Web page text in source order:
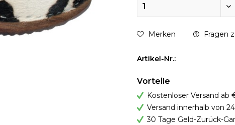
Merken Fragen
Artikel-Nr.:
Vorteile
Kostenloser Versand ab
Versand innerhalb von
30 Tage Geld-Zurück-